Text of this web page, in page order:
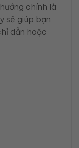
chính là
sẽ giúp bạn
dẫn hoặc